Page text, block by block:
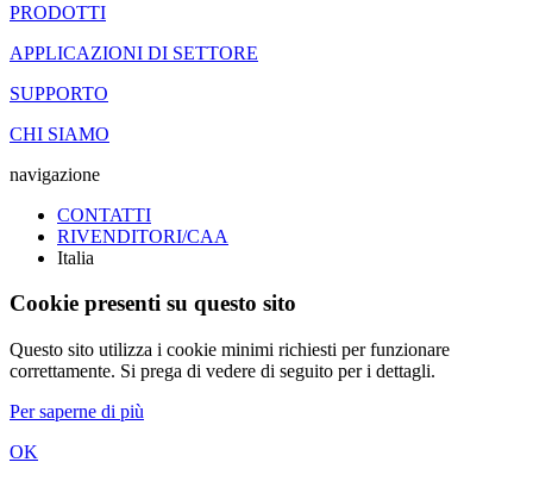
PRODOTTI
APPLICAZIONI DI SETTORE
SUPPORTO
CHI SIAMO
navigazione
CONTATTI
RIVENDITORI/CAA
Italia
Cookie presenti su questo sito
Questo sito utilizza i cookie minimi richiesti per funzionare
correttamente. Si prega di vedere di seguito per i dettagli.
Per saperne di più
OK